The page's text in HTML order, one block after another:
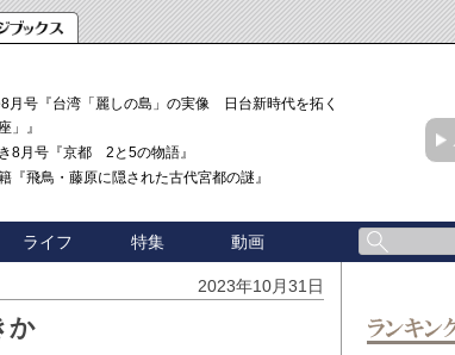
月号『台湾「麗しの島」の実像 日台新時代を拓く「3
」』
8月号『京都 2と5の物語』
『飛鳥・藤原に隠された古代宮都の謎』
ライフ 特集 動画
2023年10月31日
か